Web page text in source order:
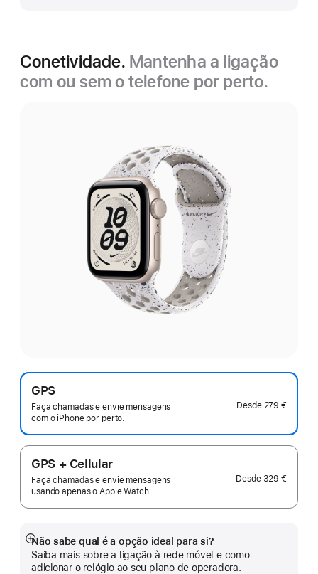
Conetividade. Mantenha a ligação
com ou sem o telefone por perto.
GPS
Faça chamadas e envie mensagens
com o iPhone por perto.
Desde 279 €
GPS + Cellular
Faça chamadas e envie mensagens
usando apenas o Apple Watch.
Desde 329 €
Não sabe qual é a opção ideal para si?
Saiba mais sobre a ligação à rede móvel e como
adicionar o relógio ao seu plano de operadora.
Veja
mais